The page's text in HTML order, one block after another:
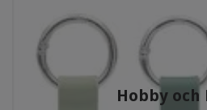
Hobby och